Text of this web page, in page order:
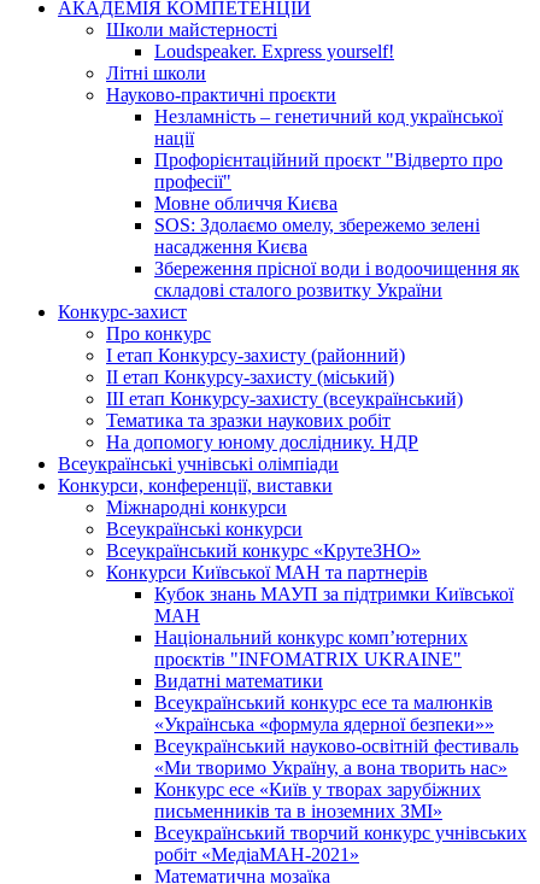
АКАДЕМІЯ КОМПЕТЕНЦІЙ
Школи майстерності
Loudspeaker. Express yourself!
Літні школи
Науково-практичні проєкти
Незламність – генетичний код української
нації
Профорієнтаційний проєкт "Відверто про
професії"
Мовне обличчя Києва
SOS: Здолаємо омелу, збережемо зелені
насадження Києва
Збереження прісної води і водоочищення як
складові сталого розвитку України
Конкурс-захист
Про конкурс
І етап Конкурсу-захисту (районний)
ІІ етап Конкурсу-захисту (міський)
ІІІ етап Конкурсу-захисту (всеукраїнський)
Тематика та зразки наукових робіт
На допомогу юному досліднику. НДР
Всеукраїнські учнівські олімпіади
Конкурси, конференції, виставки
Міжнародні конкурси
Всеукраїнські конкурси
Всеукраїнський конкурс «КрутеЗНО»
Конкурси Київської МАН та партнерів
Кубок знань МАУП за підтримки Київської
МАН
Національний конкурс комп’ютерних
проєктів "INFOMATRIX UKRAINE"
Видатні математики
Всеукраїнський конкурс есе та малюнків
«Українська «формула ядерної безпеки»»
Всеукраїнський науково-освітній фестиваль
«Ми творимо Україну, а вона творить нас»
Конкурс есе «Київ у творах зарубіжних
письменників та в іноземних ЗМІ»
Всеукраїнський творчий конкурс учнівських
робіт «МедіаМАН-2021»
Математична мозаїка